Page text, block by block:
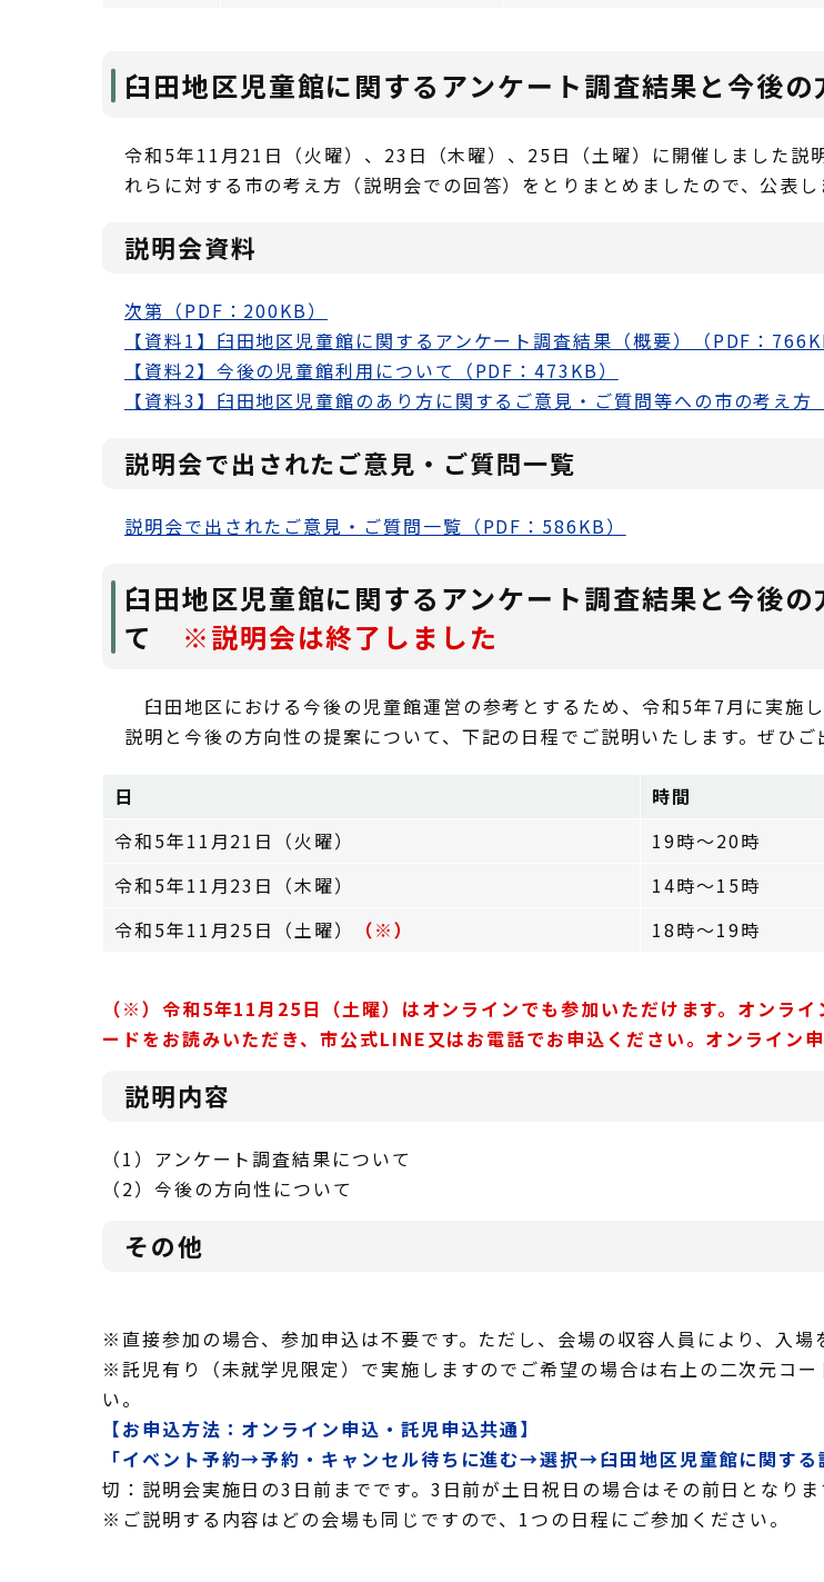
臼田地区児童館に関するアンケート調査結果と今後
令和5年11月21日（火曜）、23日（木曜）、25日（土曜）に開催しました説
れらに対する市の考え方（説明会での回答）をとりまとめましたので、公表し
説明会資料
次第（PDF：200KB）
【資料1】臼田地区児童館に関するアンケート調査結果（概要）（PDF：
【資料2】今後の児童館利用について（PDF：473KB）
【資料3】臼田地区児童館のあり方に関するご意見・ご質問等への市の考え方
説明会で出されたご意見・ご質問一覧
説明会で出されたご意見・ご質問一覧（PDF：586KB）
臼田地区児童館に関するアンケート調査結果と今後
て ※説明会は終了しました
臼田地区における今後の児童館運営の参考とするため、令和5年7月に実施
説明と今後の方向性の提案について、下記の日程でご説明いたします。ぜひご
日 時間
令和5年11月21日（火曜）
19時～20時
令和5年11月23日（木曜）
14時～15時
令和5年11月25日（土曜）
（※） 18時～19時
（※）令和5年11月25日（土曜）はオンラインでも参加いただけます。オンラ
ードをお読みいただき、市公式LINE又はお電話でお申込ください。オンライン
説明内容
（1）アンケート調査結果について
（2）今後の方向性について
その他
※直接参加の場合、参加申込は不要です。ただし、会場の収容人員により、入場
※託児有り（未就学児限定）で実施しますのでご希望の場合は右上の二次元コ
い。
【お申込方法：オンライン申込・託児申込共通】
「イベント予約→予約・キャンセル待ちに進む→選択→臼田地区児童館に関す
切：説明会実施日の3日前までです。3日前が土日祝日の場合はその前日となりま
※ご説明する内容はどの会場も同じですので、1つの日程にご参加ください。